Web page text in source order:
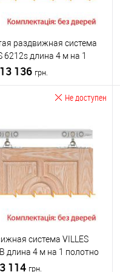
дверей
для деревянных
Италия
раздвижная система
6212s длина 4 м на 1
весом до 80 кг
13 136 грн.
избранное
VILLES
для деревянных
Не доступен
система VILLES
длина 4 м на 1 полотно
60 кг
3 114 грн.